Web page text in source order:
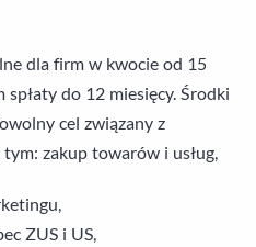
dla firm w kwocie od 15
spłaty do 12 miesięcy. Środki
cel związany z
tym: zakup towarów i usług,
ZUS i US,